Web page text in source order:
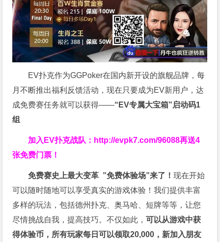
EV扑克作为GGPoker在国内新开设的旗舰品牌，每
月不断推出福利反馈活动，现在只要成为EV新用户，达
成免费赛任务就可以获得——“EV专属大宝箱”启动码1
组
加入EV扑克战队： http://evpk7.com/96088再送4
张免费门票！
免费赛史上最大变革 ”免费体验场”来了！现在开始
可以随时随地可以享受真实的游戏体验！我们提供丰富
多样的玩法，包括德州扑克、奥马哈、短牌等等，让您
尽情挑战自我，提高技巧。不仅如此，可以从游戏中获
得体验币，所有玩家每日可以领取20,000，新加入朋友